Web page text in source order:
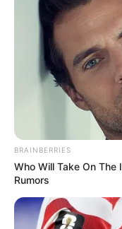
BRAINBERRIES
Who Will Take On The
Rumors